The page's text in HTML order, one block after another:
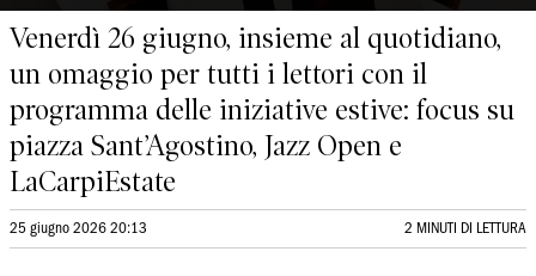
Venerdì 26 giugno, insieme al quotidiano,
un omaggio per tutti i lettori con il
programma delle iniziative estive: focus su
piazza Sant’Agostino, Jazz Open e
LaCarpiEstate
25 giugno 2026 20:13 2 MINUTI DI LETTURA